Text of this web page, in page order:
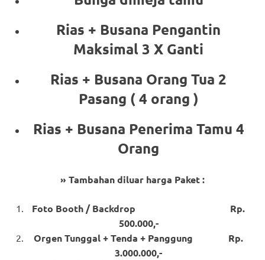
Rias + Busana Pengantin
Maksimal 3 X Ganti
Rias + Busana Orang Tua 2
Pasang ( 4 orang )
Rias + Busana Penerima Tamu 4
Orang
» Tambahan diluar harga Paket :
Foto Booth / Backdrop Rp.
500.000,-
Orgen Tunggal + Tenda + Panggung Rp.
3.000.000,-